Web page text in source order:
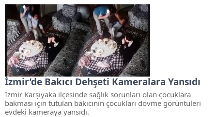
İzmir’de Bakıcı Dehşeti Kameralara Yansıdı
İzmir Karşıyaka ilçesinde sağlık sorunları olan çocuklara
bakması için tutulan bakıcının çocukları dövme görüntüleri
evdeki kameraya yansıdı.